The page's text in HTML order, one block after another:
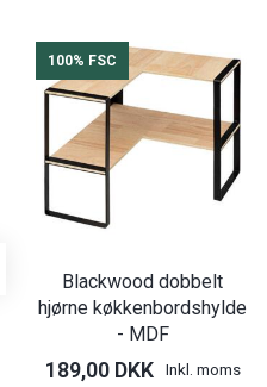
100% FSC
Blackwood dobbelt
hjørne køkkenbordshylde
- MDF
189,00 DKK Inkl. moms